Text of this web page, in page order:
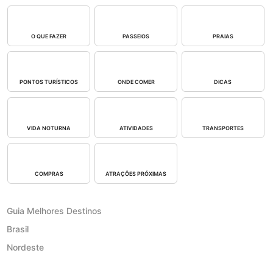
O QUE FAZER PASSEIOS PRAIAS
PONTOS TURÍSTICOS ONDE COMER DICAS
VIDA NOTURNA ATIVIDADES TRANSPORTES
COMPRAS ATRAÇÕES PRÓXIMAS
Guia Melhores Destinos
Brasil
Nordeste